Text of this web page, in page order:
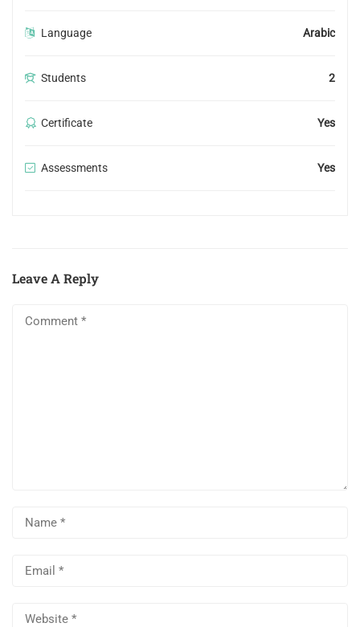
Language Arabic
Students 2
Certificate Yes
Assessments Yes
Leave A Reply